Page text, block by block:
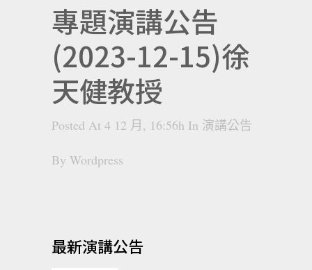
專題演講公告
(2023-12-15)徐
天健教授
Posted At 4 12 月, 16:56h In 演講公告
By Wordpress
最新演講公告